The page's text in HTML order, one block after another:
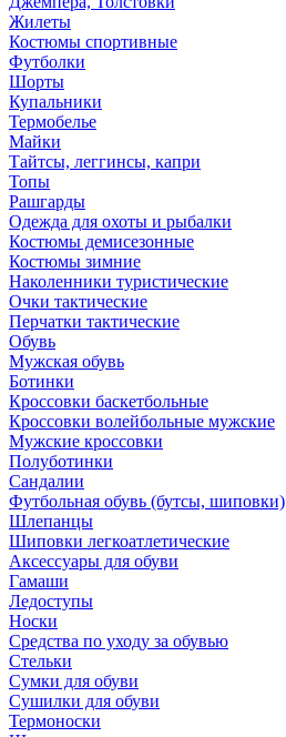
Жилеты
Костюмы спортивные
Футболки
Шорты
Купальники
Термобелье
Майки
Тайтсы, леггинсы, капри
Топы
Рашгарды
Одежда для охоты и рыбалки
Костюмы демисезонные
Костюмы зимние
Наколенники туристические
Очки тактические
Перчатки тактические
Обувь
Мужская обувь
Ботинки
Кроссовки баскетбольные
Кроссовки волейбольные мужские
Мужские кроссовки
Полуботинки
Сандалии
Футбольная обувь (бутсы, шиповки)
Шлепанцы
Шиповки легкоатлетические
Аксессуары для обуви
Гамаши
Ледоступы
Носки
Средства по уходу за обувью
Стельки
Сумки для обуви
Сушилки для обуви
Термоноски